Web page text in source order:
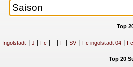
Top
Ingolstadt| J Fc -| F| SV| Fc ingolstadt 04|
Top 20